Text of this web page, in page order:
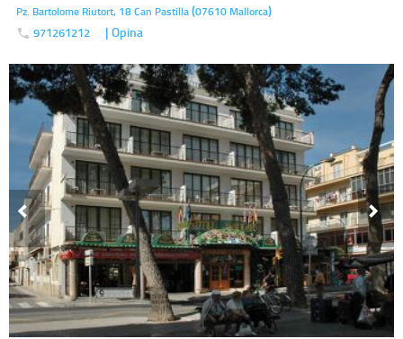
Pz. Bartolome Riutort, 18Can Pastilla(07610 Mallorca)
971261212 | Opina